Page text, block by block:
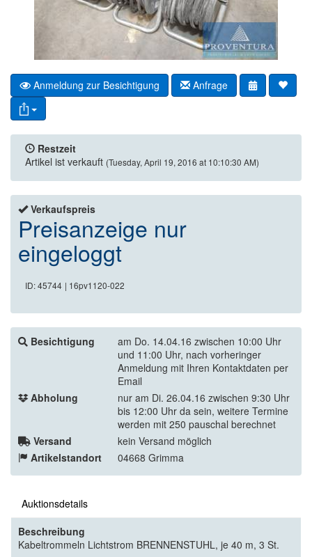
Anmeldung zur Besichtigung Anfrage
Restzeit
Artikel ist verkauft (Tuesday, April 19, 2016 at 10:10:30 AM)
Verkaufspreis
Preisanzeige nur
eingeloggt
ID: 45744 | 16pv1120-022
Besichtigung
am Do. 14.04.16 zwischen 10:00 Uhr
und 11:00 Uhr, nach vorheringer
Anmeldung mit Ihren Kontaktdaten per
Email
Abholung
nur am Di. 26.04.16 zwischen 9:30 Uhr
bis 12:00 Uhr da sein, weitere Termine
werden mit 250 pauschal berechnet
Versand
kein Versand möglich
Artikelstandort
04668 Grimma
Auktionsdetails
Beschreibung
Kabeltrommeln Lichtstrom BRENNENSTUHL, je 40 m, 3 St.